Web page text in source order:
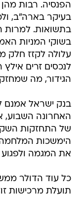
הפנסיה. רבות
בעיקר בארה"ב,
בתשואות. למרות
בשוקי המניות
עלולה לקזז חלק
לנכסים זרים
הגידור, מה
בנק ישראל אמנם
האחרונה השבוע,
של התחזקות
הימשכות המלחמה
את המגמה
כל עוד הדולר
תועלת מרכישות